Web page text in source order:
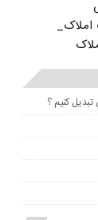
املاک_
کنیم ؟